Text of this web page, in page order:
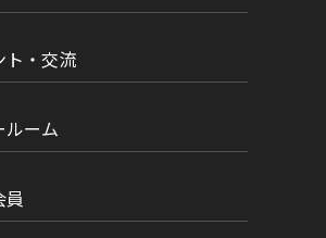
ト・交流
ルーム
員